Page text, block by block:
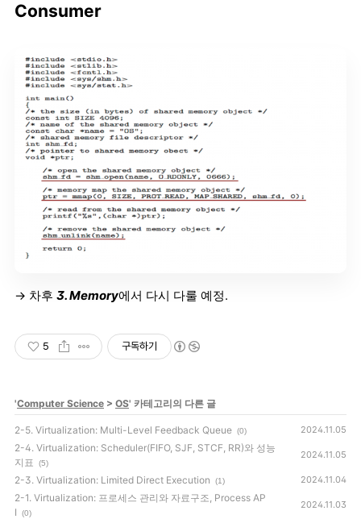
Consumer
→ 차후 3. Memory에서 다시 다룰 예정.
5 구독하기
'Computer Science > OS' 카테고리의 다른 글
2-5. Virtualization: Multi-Level Feedback Queue (0) 2024.11.05
2-4. Virtualization: Scheduler(FIFO, SJF, STCF, RR)와 성능
지표
(5)
2024.11.05
2-3. Virtualization: Limited Direct Execution (1) 2024.11.04
2-1. Virtualization: 프로세스 관리와 자료구조, Process AP
I
(0)
2024.11.03